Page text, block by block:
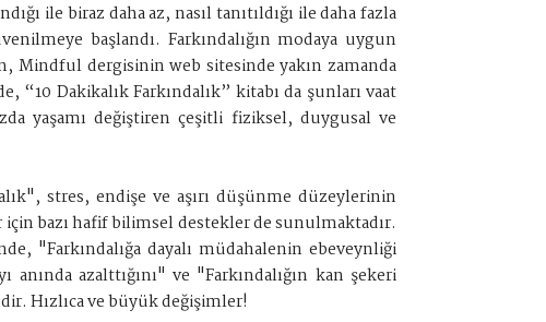
ile biraz daha az, nasıl tanıtıldığı ile daha fazla
başlandı. Farkındalığın modaya uygun
Mindful dergisinin web sitesinde yakın zamanda
Dakikalık Farkındalık” kitabı da şunları vaat
yaşamı değiştiren çeşitli fiziksel, duygusal ve
stres, endişe ve aşırı düşünme düzeylerinin
için bazı hafif bilimsel destekler de sunulmaktadır.
"Farkındalığa dayalı müdahalenin ebeveynliği
azalttığını" ve "Farkındalığın kan şekeri
Hızlıca ve büyük değişimler!